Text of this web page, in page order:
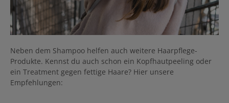
Neben dem Shampoo helfen auch weitere Haarpflege-
Produkte. Kennst du auch schon ein Kopfhautpeeling oder
ein Treatment gegen fettige Haare? Hier unsere
Empfehlungen: